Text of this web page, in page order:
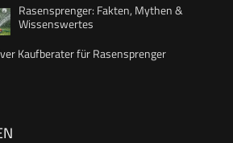
Rasensprenger: Fakten, Mythen &
Wissenswertes
Kaufberater für Rasensprenger